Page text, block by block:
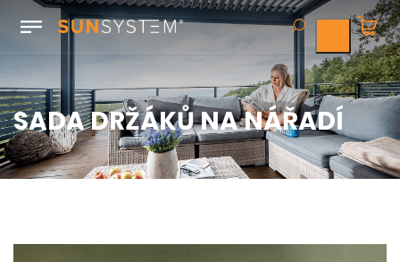
SADA DRŽÁKŮ NA NÁŘADÍ